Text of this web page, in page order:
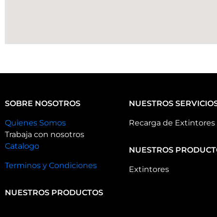
SOBRE NOSOTROS
Quienes Somos
Trabaja con nosotros
Catalogo
Terminos y Condiciones
NUESTROS PRODUCTOS
NUESTROS
Recarga de Extintores
NUESTROS
Extintores